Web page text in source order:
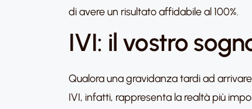
di avere un risultato affidabile al 100%.
IVI: il vostro
Qualora una gravidanza tardi ad
IVI, infatti, rappresenta la realtà più